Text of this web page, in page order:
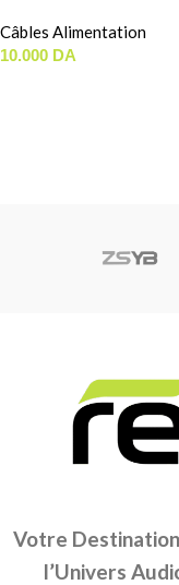
Câbles Alimentation
10.000 DA
Votre
l’Univers